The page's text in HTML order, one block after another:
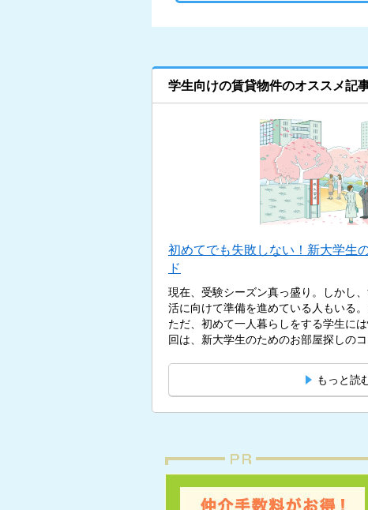
学生向けの賃貸物件のオススメ記
初めてでも失敗しない！新大学生
ド
現在、受験シーズン真っ盛り。しかし
活に向けて準備を進めている人もいる
ただ、初めて一人暮らしをする学生に
回は、新大学生のためのお部屋探しの
もっと読